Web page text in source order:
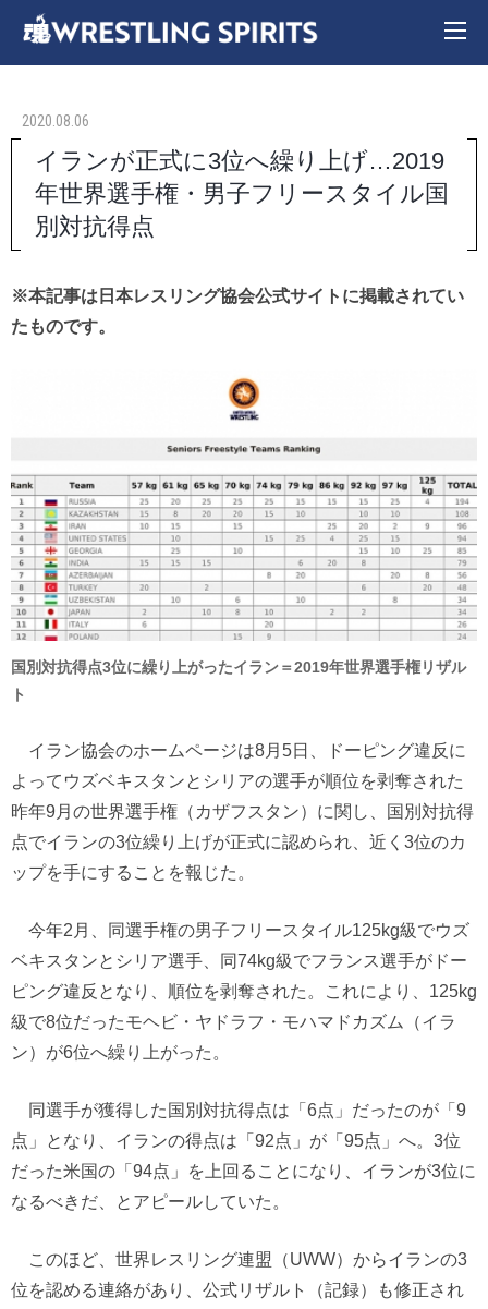
2020.08.06
イランが正式に3位へ繰り上げ…2019
年世界選手権・男子フリースタイル国
別対抗得点
※本記事は日本レスリング協会公式サイトに掲載されてい
たものです。
国別対抗得点3位に繰り上がったイラン＝2019年世界選手権リザル
ト
イラン協会のホームページは8月5日、ドーピング違反に
よってウズベキスタンとシリアの選手が順位を剥奪された
昨年9月の世界選手権（カザフスタン）に関し、国別対抗得
点でイランの3位繰り上げが正式に認められ、近く3位のカ
ップを手にすることを報じた。
今年2月、同選手権の男子フリースタイル125kg級でウズ
ベキスタンとシリア選手、同74kg級でフランス選手がドー
ピング違反となり、順位を剥奪された。これにより、125kg
級で8位だったモヘビ・ヤドラフ・モハマドカズム（イラ
ン）が6位へ繰り上がった。
同選手が獲得した国別対抗得点は「6点」だったのが「9
点」となり、イランの得点は「92点」が「95点」へ。3位
だった米国の「94点」を上回ることになり、イランが3位に
なるべきだ、とアピールしていた。
このほど、世界レスリング連盟（UWW）からイランの3
位を認める連絡があり、公式リザルト（記録）も修正され